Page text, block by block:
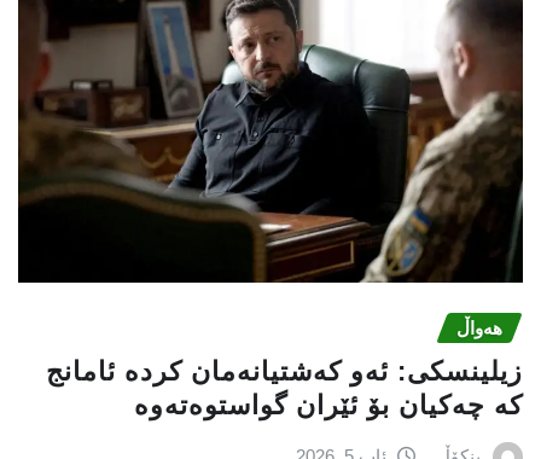
هەواڵ
زیلینسكی: ئەو كەشتیانەمان كردە ئامانج
كە چەكیان بۆ ئێران گواستوەتەوە